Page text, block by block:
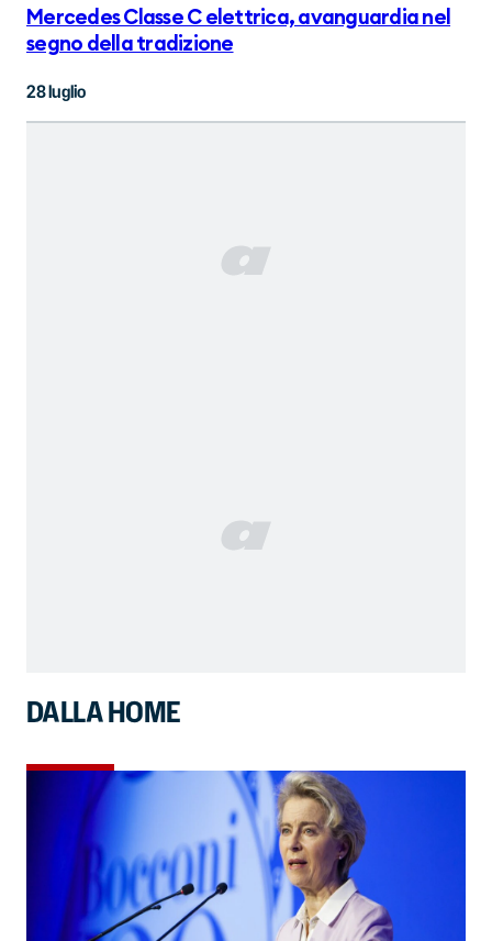
Mercedes Classe C elettrica, avanguardia nel
segno della tradizione
28 luglio
DALLA HOME